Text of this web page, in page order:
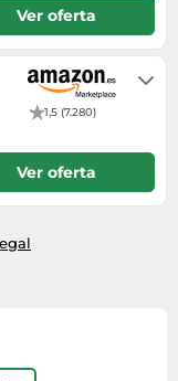
Ver oferta
1,5 (7.280)
Ver oferta